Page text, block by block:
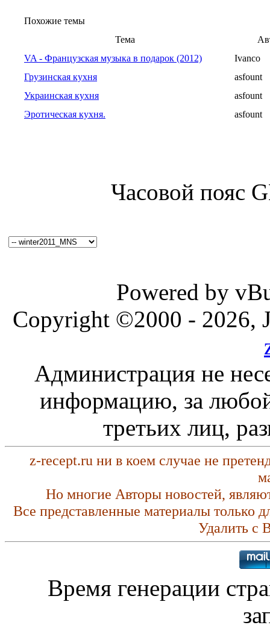
Похожие темы
Тема
VA - Французская музыка в подарок (2012)
Ivanco
Грузинская кухня
asfount
Украинская кухня
asfount
Эротическая кухня.
asfount
Часовой пояс
Powered by
Copyright ©2000 - 2026,
Администрация не
информацию, за любой
третьих лиц,
z-recept.ru ни в коем случае не
Но многие Авторы новостей,
Все представленные материалы только
Удалить с
Время генерации